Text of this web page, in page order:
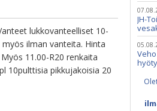
lukkovanteelliset 10-
ilman vanteita. Hinta
11.00-R20 renkaita
10pulttisia pikkujakoisia 20
JH-